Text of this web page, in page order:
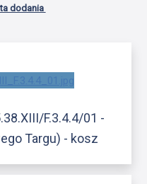
dodania
F.3.4.4/01 -
Targu) - kosz